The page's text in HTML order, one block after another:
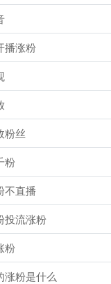
播涨粉
粉丝
粉
不直播
投流涨粉
粉
涨粉是什么